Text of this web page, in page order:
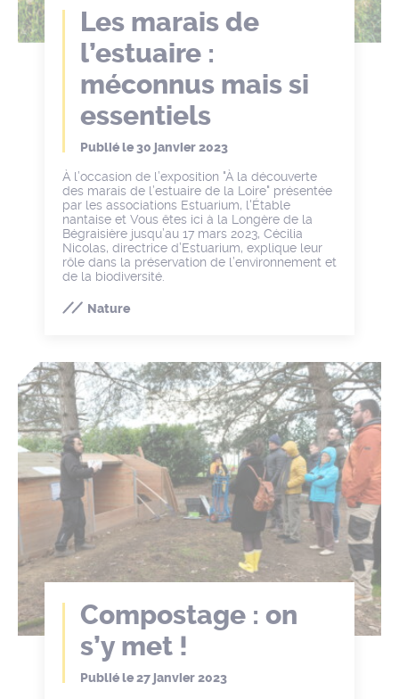
Les marais de
l’estuaire :
méconnus mais si
essentiels
Publié le30 janvier 2023
À l’occasion de l’exposition "À la découverte
des marais de l’estuaire de la Loire" présentée
par les associations Estuarium, l'Étable
nantaise et Vous êtes ici à la Longère de la
Bégraisière jusqu’au 17 mars 2023, Cécilia
Nicolas, directrice d’Estuarium, explique leur
rôle dans la préservation de l’environnement et
de la biodiversité.
Nature
Compostage : on
s’y met !
Publié le27 janvier 2023